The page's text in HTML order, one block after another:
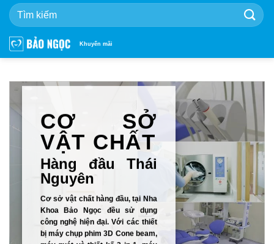
qua
dung
Khuyến mãi
CƠ SỞ
VẬT CHẤT
Hàng đầu Thái
Nguyên
Cơ sở vật chất hàng đầu, tại Nha
Khoa Bảo Ngọc đều sử dụng
công nghệ hiện đại. Với các thiết
bị máy chụp phim 3D Cone beam,